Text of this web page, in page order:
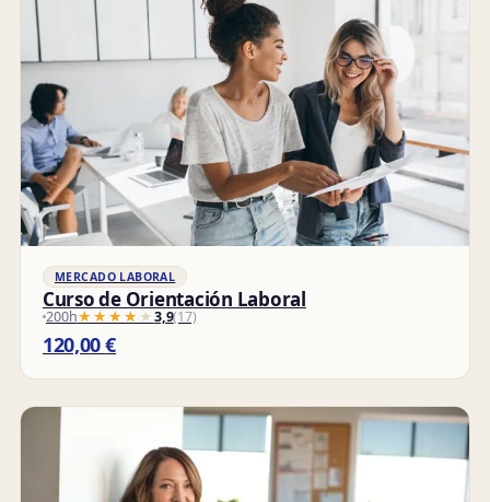
MERCADO LABORAL
Curso de Orientación Laboral
200h★★★★★
★★★★★3,9(17)
120,00€